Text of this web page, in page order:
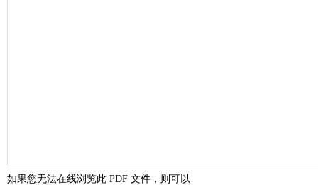
如果您无法在线浏览此 PDF 文件，则可以